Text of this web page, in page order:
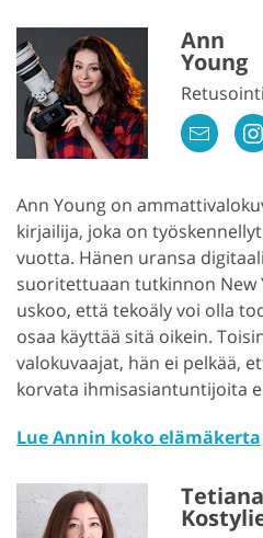
Ann
Young
Ann Young on
kirjailija, joka on
vuotta. Hänen uransa
suoritettuaan tutkinnon New
uskoo, että tekoäly voi olla
osaa käyttää sitä oikein.
valokuvaajat, hän ei pelkää,
korvata ihmisasiantuntijoita
Lue Annin koko elämäkerta
Tetiana